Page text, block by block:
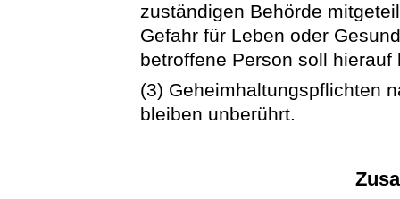
zuständigen Behörde
Gefahr für Leben oder
betroffene Person soll hierauf
(3) Geheimhaltungspflichten
bleiben unberührt.